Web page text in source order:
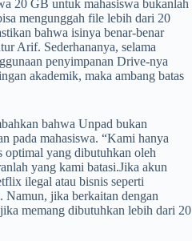
20 GB untuk mahasiswa bukanlah
mengunggah file lebih dari 20
bahwa isinya benar-benar
Arif. Sederhananya, selama
penyimpanan Drive-nya
akademik, maka ambang batas
bahwa Unpad bukan
pada mahasiswa. “Kami hanya
optimal yang dibutuhkan oleh
yang kami batasi.Jika akun
ilegal atau bisnis seperti
Namun, jika berkaitan dengan
memang dibutuhkan lebih dari 20